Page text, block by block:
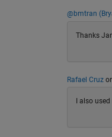
@bmtran
Thanks
Rafael Cruz
I also